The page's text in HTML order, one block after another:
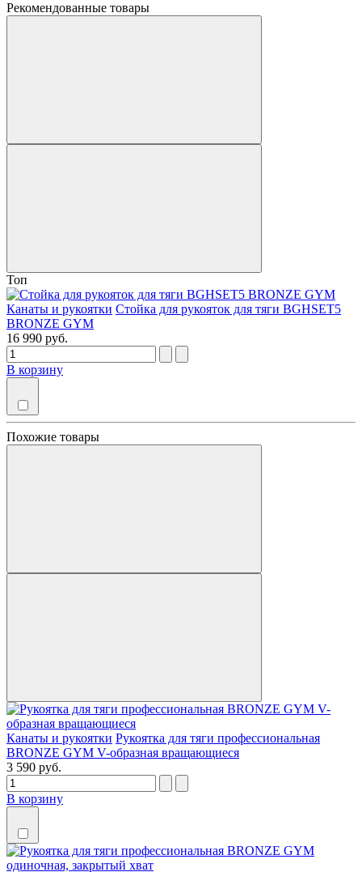
Рекомендованные товары
Топ
Канаты и рукоятки Стойка для рукояток для тяги BGHSET5
BRONZE GYM
16 990 руб.
В корзину
Похожие товары
Канаты и рукоятки Рукоятка для тяги профессиональная
BRONZE GYM V-образная вращающиеся
3 590 руб.
В корзину